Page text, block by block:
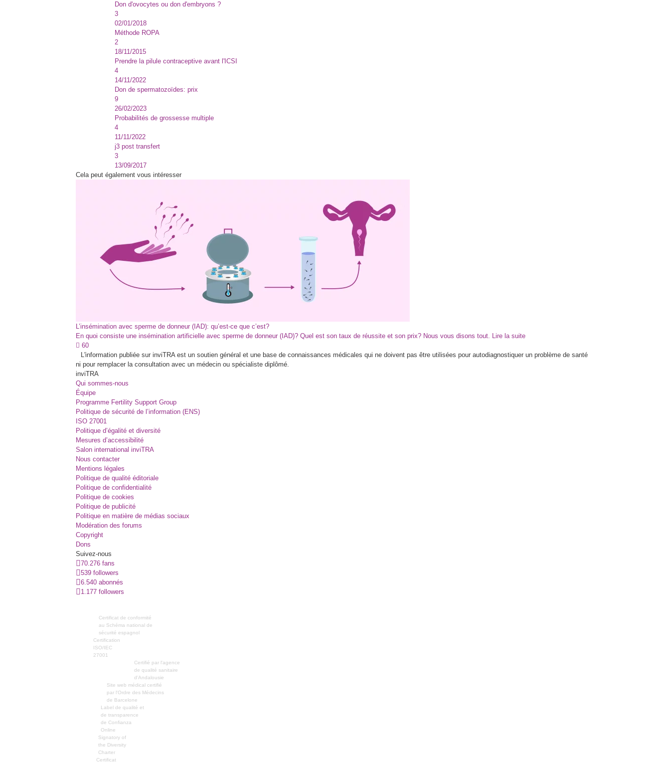
Don d'ovocytes ou don d'embryons ?
3
02/01/2018
Méthode ROPA
2
18/11/2015
Prendre la pilule contraceptive avant l'ICSI
4
14/11/2022
Don de spermatozoïdes: prix
9
26/02/2023
Probabilités de grossesse multiple
4
11/11/2022
j3 post transfert
3
13/09/2017
Cela peut également vous intéresser
L’insémination avec sperme de donneur (IAD): qu’est-ce que c’est?
En quoi consiste une insémination artificielle avec sperme de donneur (IAD)? Quel est son taux de réussite et son prix? Nous vous disons tout. Lire la suite
60
L'information publiée sur inviTRA est un soutien général et une base de connaissances médicales qui ne doivent pas être utilisées pour autodiagnostiquer un problème de santé
ni pour remplacer la consultation avec un médecin ou spécialiste diplômé.
inviTRA
Qui sommes-nous
Équipe
Programme Fertility Support Group
Politique de sécurité de l’information (ENS)
ISO 27001
Politique d’égalité et diversité
Mesures d’accessibilité
Salon international inviTRA
Nous contacter
Mentions légales
Politique de qualité éditoriale
Politique de confidentialité
Politique de cookies
Politique de publicité
Politique en matière de médias sociaux
Modération des forums
Copyright
Dons
Suivez-nous
70.276 fans
539 followers
6.540 abonnés
1.177 followers
Certificat de conformité
au Schéma national de
sécurité espagnol
Certification
ISO/IEC
27001
Certifié par l'agence
de qualité sanitaire
d'Andalousie
Site web médical certifié
par l'Ordre des Médecins
de Barcelone
Label de qualité et
de transparence
de Confianza
Online
Signatory of
the Diversity
Charter
Certificat